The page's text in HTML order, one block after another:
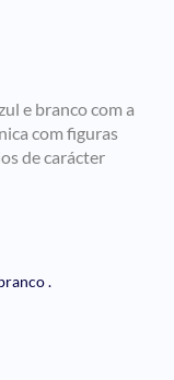
e branco com a
com figuras
de carácter
.